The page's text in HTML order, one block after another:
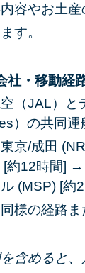
容やお土
す。
社・移動経
（JAL）と
）の共同運
東京/成田
[約12時間]
ル (MSP) [約
同様の経路
含めると